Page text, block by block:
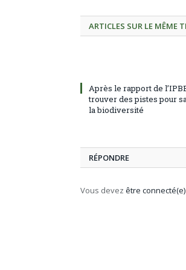
ARTICLES SUR LE MÊME
Après le rapport de
trouver des pistes pour
la biodiversité
RÉPONDRE
Vous devez être connecté(e)